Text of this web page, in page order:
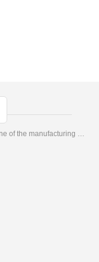
Development, design, production and sales in one of the manufacturing enterprises